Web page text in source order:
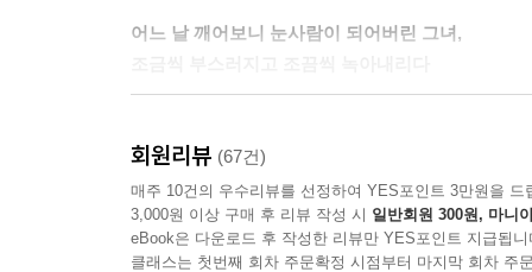
어느 날 깨어보니 눈사람이 되어버린 그녀,
육신이 점점 녹아 사라지는 운명. 그런 운명 속에
변신의 놀라움이 차츰 자연스러움으로 변해가고
상상해볼 수 있을까. 시간이 흐르면 물로 흘러 녹
받아들일 수밖에 없는 존재의 쓸쓸한 운명에 관해
회원리뷰 (67건)
매주 10건의 우수리뷰를 선정하여 YES포인트 3만원을 드
3,000원 이상 구매 후 리뷰 작성 시 일반회원 300원, 마니
eBook은 다운로드 후 작성한 리뷰만 YES포인트 지급됩니
클래스는 첫번째 회차 주문확정 시점부터 마지막 회차 주